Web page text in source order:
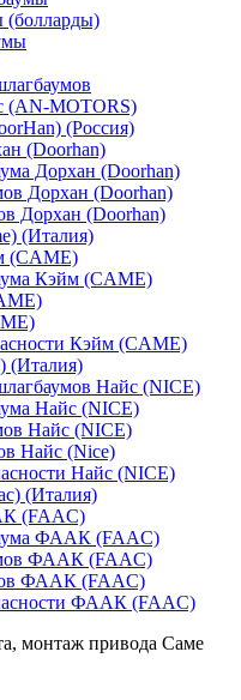
(болларды)
(AN-MOTORS)
(Россия)
(Doorhan)
Дорхан (Doorhan)
Дорхан (Doorhan)
Дорхан (Doorhan)
(Италия)
(CAME)
Кэйм (CAME)
Кэйм (CAME)
(Италия)
Найс (NICE)
Найс (NICE)
Найс (NICE)
Найс (Nice)
Найс (NICE)
(Италия)
(FAAC)
ФААК (FAAC)
ФААК (FAAC)
ФААК (FAAC)
ФААК (FAAC)
монтаж привода Саме